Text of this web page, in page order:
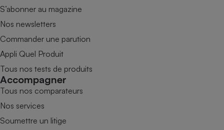
S’abonner au magazine
Nos newsletters
Commander une parution
Appli Quel Produit
Tous nos tests de produits
Accompagner
Tous nos comparateurs
Nos services
Soumettre un litige